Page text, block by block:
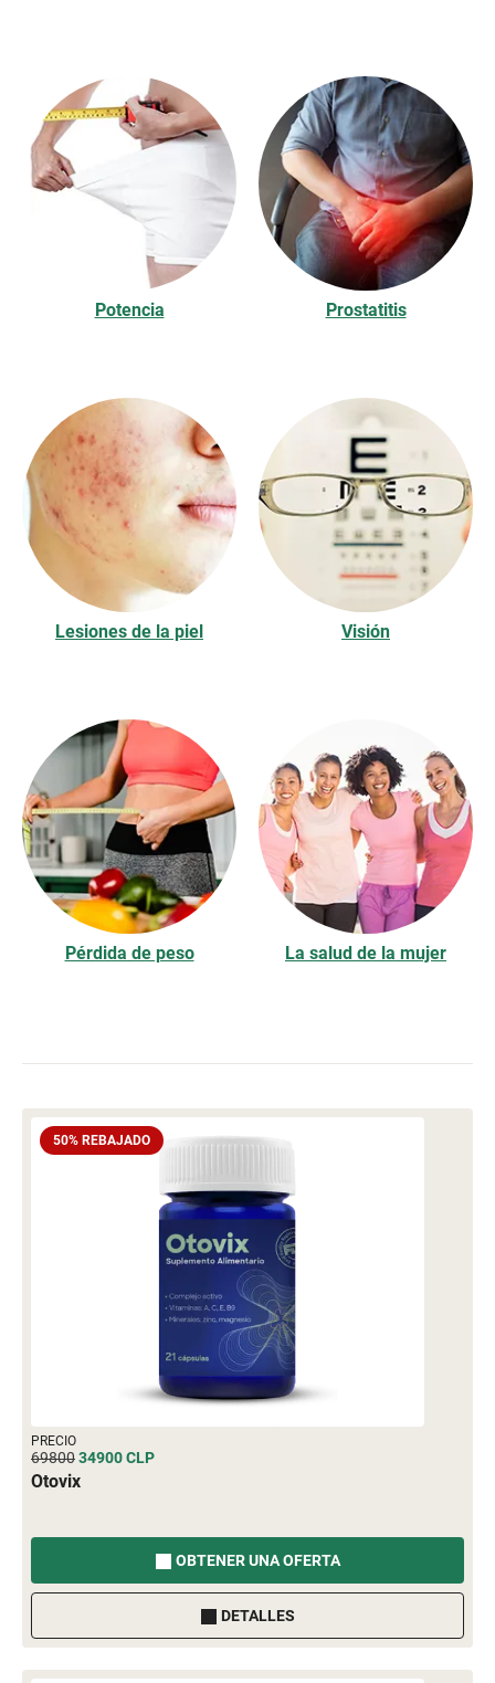
Potencia Prostatitis
Lesiones de la piel Visión
Pérdida de peso La salud de la mujer
50% REBAJADO
PRECIO
6980034900CLP
Otovix
OBTENER UNA OFERTA
DETALLES